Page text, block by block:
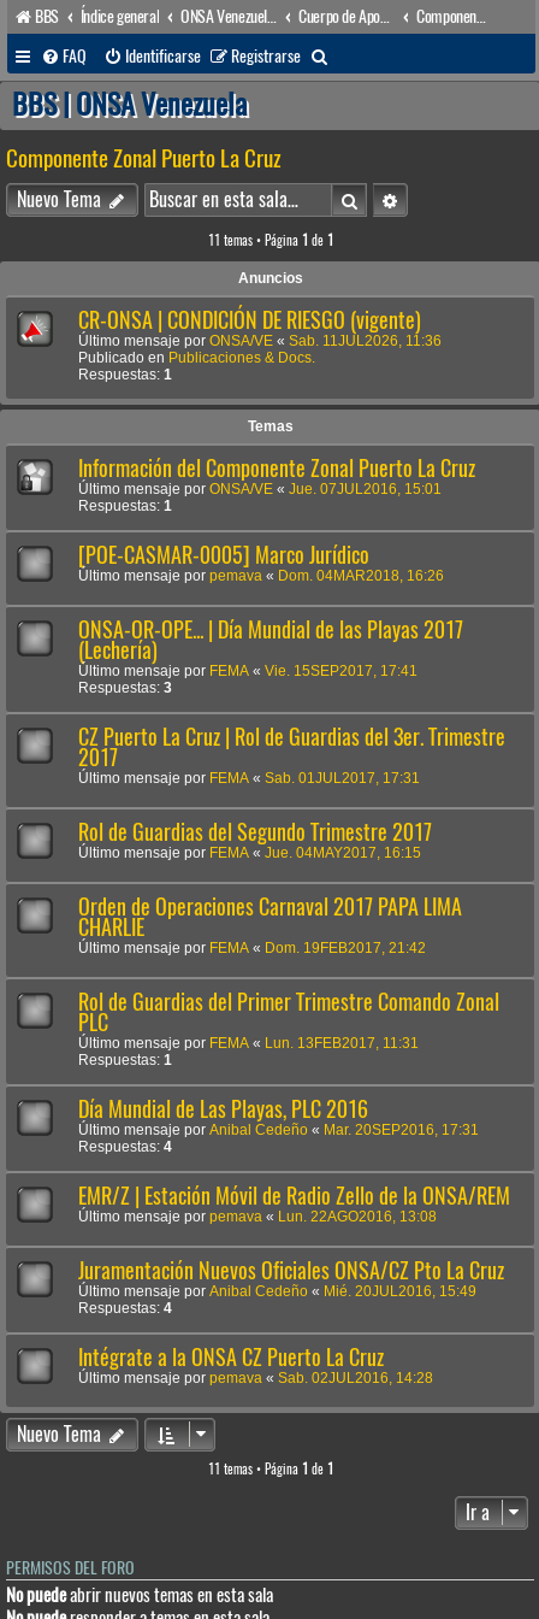
BBS Índice general
FAQ
Identificarse Registrarse
u
a
r
BBS | ONSA Venezuela
Componente Zonal Puerto La Cruz
Nuevo Tema BuscarBúsqueda avanzada
11 temas • Página 1 de 1
Anuncios
CR-ONSA | CONDICIÓN DE RIESGO (vigente)
Último mensaje por ONSA/VE « Sab. 11JUL2026, 11:36
Publicado en Publicaciones & Docs.
Respuestas: 1
Temas
Información del Componente Zonal Puerto La Cruz
Último mensaje por ONSA/VE « Jue. 07JUL2016, 15:01
Respuestas: 1
[POE-CASMAR-0005] Marco Jurídico
Último mensaje por pemava « Dom. 04MAR2018, 16:26
ONSA-OR-OPE... | Día Mundial de las Playas 2017
(Lechería)
Último mensaje por FEMA « Vie. 15SEP2017, 17:41
Respuestas: 3
CZ Puerto La Cruz | Rol de Guardias del 3er. Trimestre
2017
Último mensaje por FEMA « Sab. 01JUL2017, 17:31
Rol de Guardias del Segundo Trimestre 2017
Último mensaje por FEMA « Jue. 04MAY2017, 16:15
Orden de Operaciones Carnaval 2017 PAPA LIMA
CHARLIE
Último mensaje por FEMA « Dom. 19FEB2017, 21:42
Rol de Guardias del Primer Trimestre Comando Zonal
PLC
Último mensaje por FEMA «
Lun. 13FEB2017, 11:31
Respuestas: 1
Día Mundial de Las Playas, PLC 2016
Último mensaje por Anibal Cedeño « Mar. 20SEP2016, 17:31
Respuestas: 4
EMR/Z | Estación Móvil de Radio Zello de la ONSA/REM
Último mensaje por pemava « Lun. 22AGO2016, 13:08
Juramentación Nuevos Oficiales ONSA/CZ Pto La Cruz
Último mensaje por Anibal Cedeño « Mié. 20JUL2016, 15:49
Respuestas: 4
Intégrate a la ONSA CZ Puerto La Cruz
Último mensaje por pemava « Sab. 02JUL2016, 14:28
Nuevo Tema
11 temas • Página 1 de 1
Ir a
PERMISOS DEL FORO
No puedeabrir nuevos temas en esta sala